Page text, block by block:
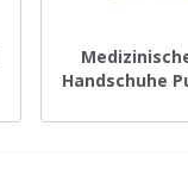
Handschuhe